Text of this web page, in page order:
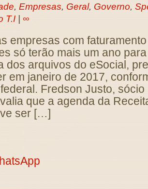
, Empresas, Geral, Governo,
T.I| ∞
empresas com
só terão mais um ano
dos arquivos do eSocial,
em janeiro de 2017,
Fredson Justo, sócio
que a agenda da
ser […]